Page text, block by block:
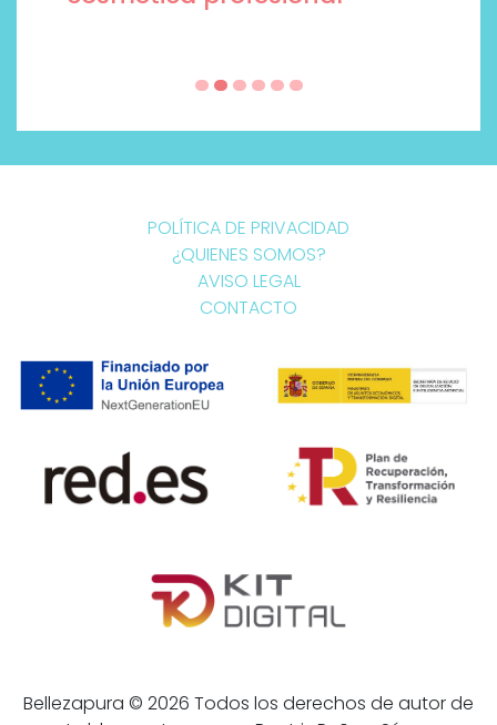
POLÍTICA DE PRIVACIDAD
¿QUIENES SOMOS?
AVISO LEGAL
CONTACTO
Bellezapura © 2026 Todos los derechos de autor de